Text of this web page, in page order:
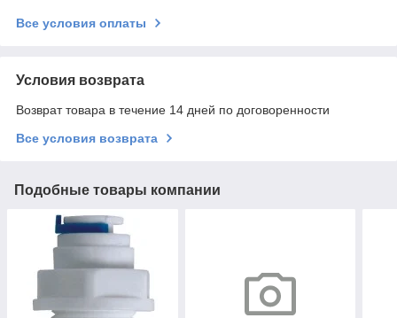
Все условия оплаты
Условия возврата
Возврат товара в течение 14 дней по договоренности
Все условия возврата
Подобные товары компании